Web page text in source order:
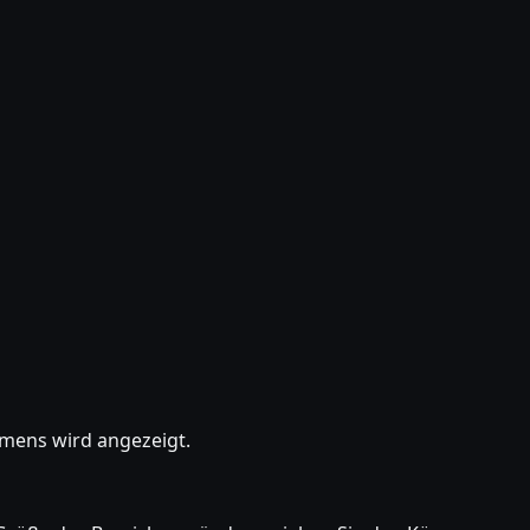
wird angezeigt.